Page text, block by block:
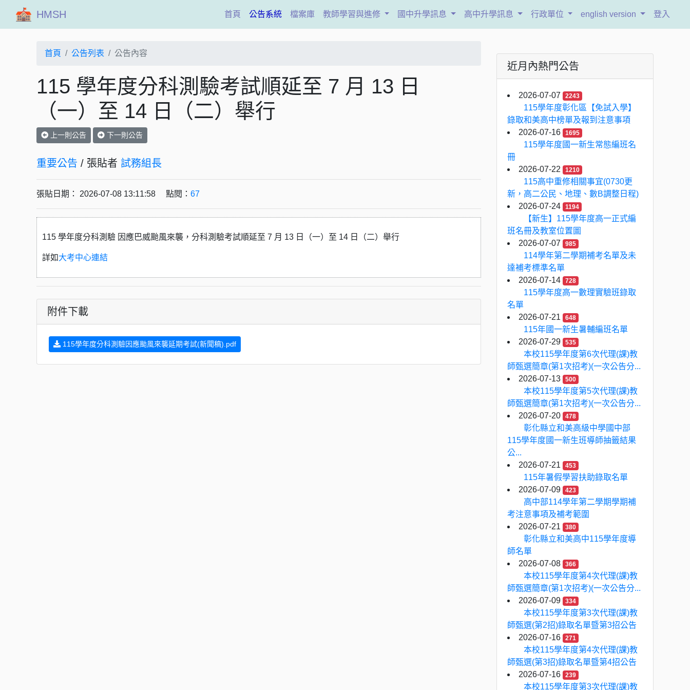
HMSH 首頁(current)
公告系統 檔案庫 教師學習與進修 國中升學訊息 高中升學訊息 行政單位 english version 登入
首頁 公告列表 公告內容
115 學年度分科測驗考試順延至 7 月 13 日
（一）至 14 日（二）舉行
上一則公告 下一則公告
重要公告 / 張貼者 試務組長
張貼日期： 2026-07-08 13:11:58 點閱： 67
115 學年度分科測驗 因應巴威颱風來襲，分科測驗考試順延至 7 月 13 日（一）至 14 日（二）舉行
詳如大考中心連結
附件下載
115學年度分科測驗因應颱風來襲延期考試(新聞稿).pdf
近月內熱門公告
2026-07-07 2243
115學年度彰化區【免試入學】
錄取和美高中榜單及報到注意事項
2026-07-16
1695
115學年度國一新生常態編班名
冊
2026-07-22
1210
115高中重修相關事宜(0730更
新，高二公民、地理、數B調整日程)
2026-07-24
1194
【新生】115學年度高一正式編
班名冊及教室位置圖
2026-07-07
985
114學年第二學期補考名單及未
達補考標準名單
2026-07-14
728
115學年度高一數理實驗班錄取
名單
2026-07-21
648
115年國一新生暑輔編班名單
2026-07-29
535
本校115學年度第6次代理(課)教
師甄選簡章(第1次招考)(一次公告分...
2026-07-13
500
本校115學年度第5次代理(課)教
師甄選簡章(第1次招考)(一次公告分...
2026-07-20
478
彰化縣立和美高級中學國中部
115學年度國一新生班導師抽籤結果
公...
2026-07-21
453
115年暑假學習扶助錄取名單
2026-07-09
423
高中部114學年第二學期學期補
考注意事項及補考範圍
2026-07-21
380
彰化縣立和美高中115學年度導
師名單
2026-07-08
366
本校115學年度第4次代理(課)教
師甄選簡章(第1次招考)(一次公告分...
2026-07-09
334
本校115學年度第3次代理(課)教
師甄選(第2招)錄取名單暨第3招公告
2026-07-16
271
本校115學年度第4次代理(課)教
師甄選(第3招)錄取名單暨第4招公告
2026-07-16
239
本校115學年度第3次代理(課)教